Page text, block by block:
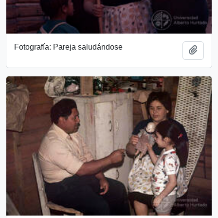
Fotografía: Pareja saludándose